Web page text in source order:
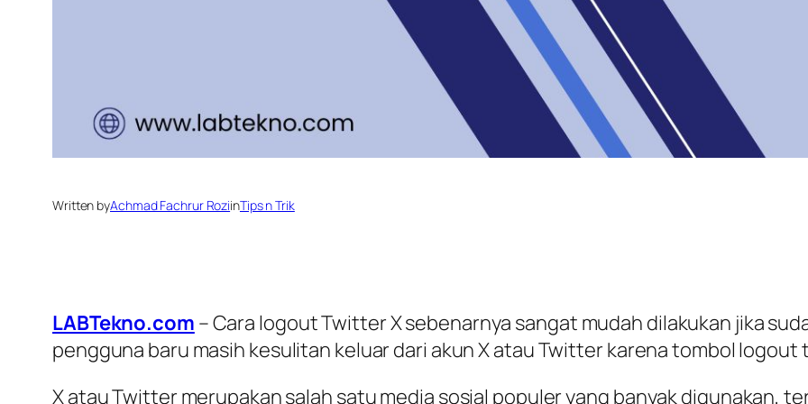
Written byAchmad Fachrur RoziinTips n Trik
LABTekno.com – Cara logout Twitter X sebenarnya sangat mudah dilakukan jika
pengguna baru masih kesulitan keluar dari akun X atau Twitter karena tombol
X atau Twitter merupakan salah satu media sosial populer yang banyak digunakan,